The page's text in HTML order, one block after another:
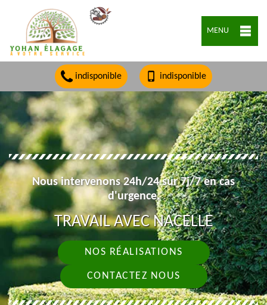
MENU
indisponible indisponible
Nous intervenons 24h/24 sur 7j/7 en cas
d'urgence.
TRAVAIL AVEC NACELLE
NOS RÉALISATIONS
CONTACTEZ NOUS